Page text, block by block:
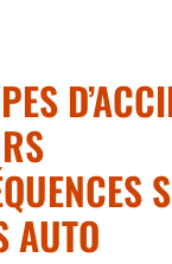
AUTO